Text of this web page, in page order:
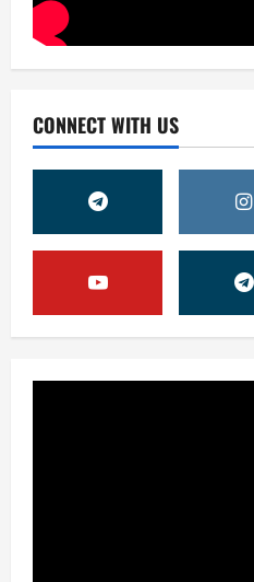
CONNECT WITH US
Жамият
ШАҲАР
МУҲИМ
АРХИВ